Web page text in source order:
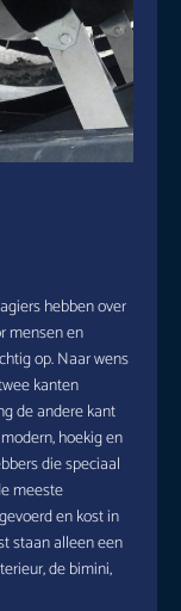
hebben over
mensen en
op. Naar wens
kanten
de andere kant
hoekig en
die speciaal
meeste
en kost in
staan alleen een
de bimini,